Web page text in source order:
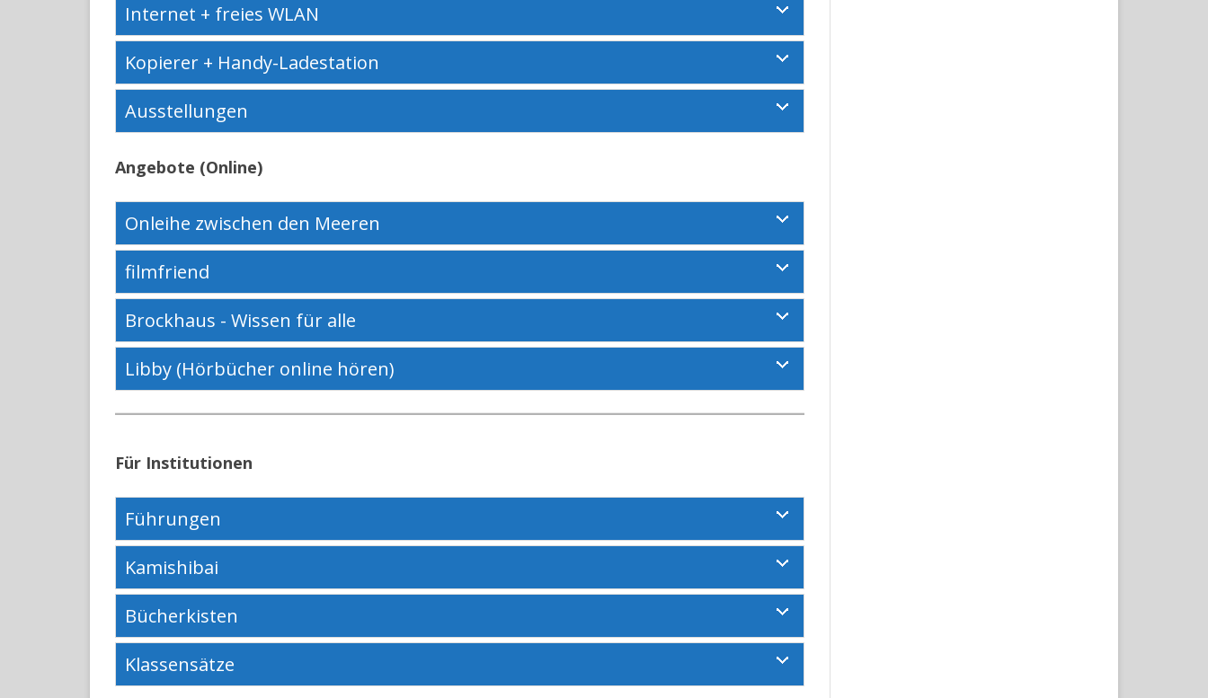
Internet + freies WLAN
Kopierer + Handy-Ladestation
Ausstellungen
Angebote (Online)
Onleihe zwischen den Meeren
filmfriend
Brockhaus - Wissen für alle
Libby (Hörbücher online hören)
Für Institutionen
Führungen
Kamishibai
Bücherkisten
Klassensätze